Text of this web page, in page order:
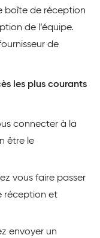
boîte de réception
de l’équipe.
de
les plus courants
connecter à la
être le
vous faire passer
réception et
envoyer un